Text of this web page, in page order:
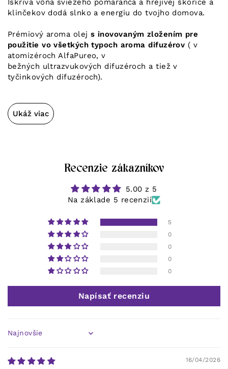
Iskrivá vôňa sviežeho pomaranča a hrejivej škorice a
klinčekov dodá slnko a energiu do tvojho domova.
Prémiový aroma olej s inovovaným zložením pre
použitie vo všetkých typoch aroma difuzérov ( v
atomizéroch AlfaPureo, v
bežných ultrazvukových difuzéroch a tiež v
tyčinkových difuzéroch).
Ukáž viac
Recenzie zákazníkov
5.00 z 5
Na základe 5 recenzií
5
0
0
0
0
Napísať recenziu
Sort by
16/04/2026